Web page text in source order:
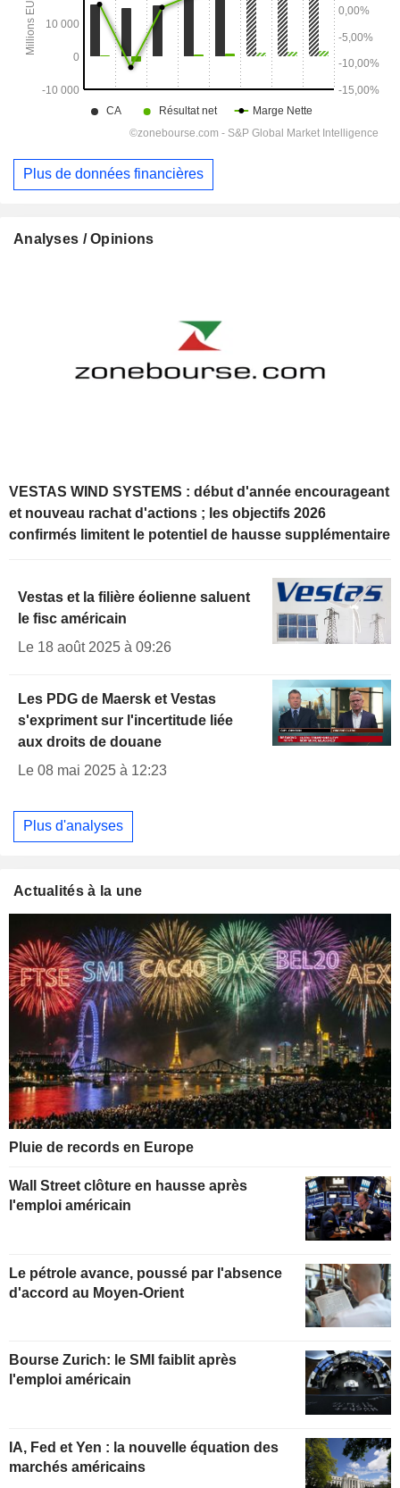
Plus de données financières
Analyses / Opinions
VESTAS WIND SYSTEMS : début d'année encourageant
et nouveau rachat d'actions ; les objectifs 2026
confirmés limitent le potentiel de hausse supplémentaire
Vestas et la filière éolienne saluent
le fisc américain
Le 18 août 2025 à 09:26
Les PDG de Maersk et Vestas
s'expriment sur l'incertitude liée
aux droits de douane
Le 08 mai 2025 à 12:23
Plus d'analyses
Actualités à la une
Pluie de records en Europe
Wall Street clôture en hausse après
l'emploi américain
Le pétrole avance, poussé par l'absence
d'accord au Moyen-Orient
Bourse Zurich: le SMI faiblit après
l'emploi américain
IA, Fed et Yen : la nouvelle équation des
marchés américains